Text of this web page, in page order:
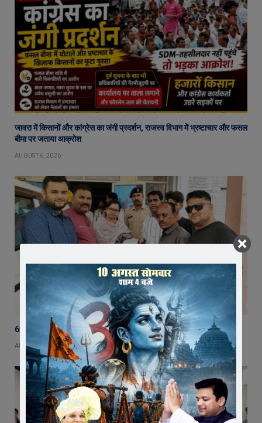
जावरा में किसानों और कांग्रेस का जंगी प्रदर्शन, राजस्व विभाग में भ्रष्टाचार और फसल
बीमा पर जताया आक्रोश
AUGUST 6, 2026
65 हजार रुपए भाड़ा न देने का आरोप, ट्रक चालक ने एसडीएम को सौंपा ज्ञापन
AUGUST 5, 2026